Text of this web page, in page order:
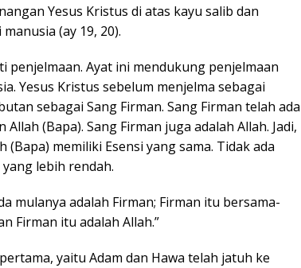
Yesus Kristus di atas kayu salib dan
(ay 19, 20).
penjelmaan. Ayat ini mendukung penjelmaan
Yesus Kristus sebelum menjelma sebagai
sebagai Sang Firman. Sang Firman telah ada
Allah (Bapa). Sang Firman juga adalah Allah. Jadi,
(Bapa) memiliki Esensi yang sama. Tidak ada
lebih rendah.
mulanya adalah Firman; Firman itu bersama-
Firman itu adalah Allah.”
yaitu Adam dan Hawa telah jatuh ke